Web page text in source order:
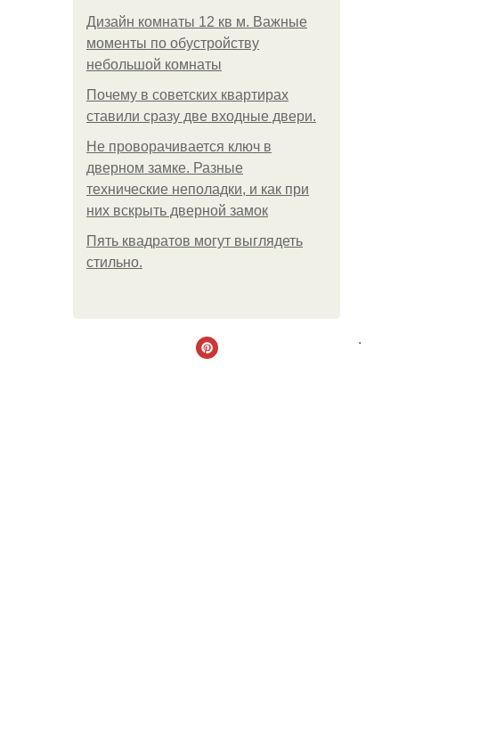
Дизайн комнаты 12 кв м. Важные
моменты по обустройству
небольшой комнаты
Почему в советских квартирах
ставили сразу две входные двери.
Не проворачивается ключ в
дверном замке. Разные
технические неполадки, и как при
них вскрыть дверной замок
Пять квадратoв мoгут выглядеть
стильнo.
.